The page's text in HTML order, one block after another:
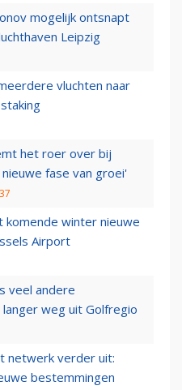
mogelijk ontsnapt
Leipzig
vluchten naar
het roer over bij
fase van groei'
komende winter nieuwe
Airport
veel andere
weg uit Golfregio
netwerk verder uit:
bestemmingen